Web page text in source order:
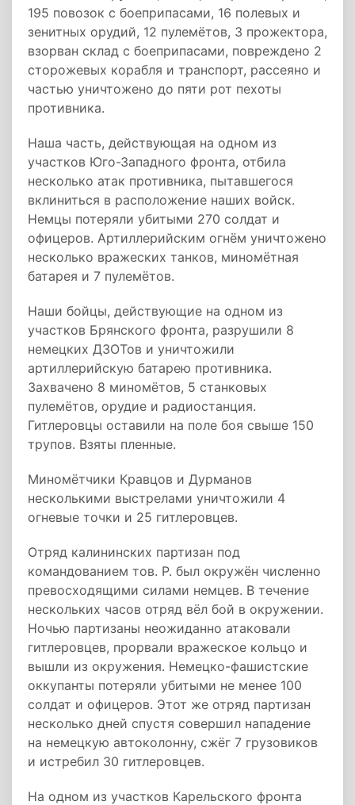
195 повозок с боеприпасами, 16 полевых и
зенитных орудий, 12 пулемётов, 3 прожектора,
взорван склад с боеприпасами, повреждено 2
сторожевых корабля и транспорт, рассеяно и
частью уничтожено до пяти рот пехоты
противника.
Наша часть, действующая на одном из
участков Юго-Западного фронта, отбила
несколько атак противника, пытавшегося
вклиниться в расположение наших войск.
Немцы потеряли убитыми 270 солдат и
офицеров. Артиллерийским огнём уничтожено
несколько вражеских танков, миномётная
батарея и 7 пулемётов.
Наши бойцы, действующие на одном из
участков Брянского фронта, разрушили 8
немецких ДЗОТов и уничтожили
артиллерийскую батарею противника.
Захвачено 8 миномётов, 5 станковых
пулемётов, орудие и радиостанция.
Гитлеровцы оставили на поле боя свыше 150
трупов. Взяты пленные.
Миномётчики Кравцов и Дурманов
несколькими выстрелами уничтожили 4
огневые точки и 25 гитлеровцев.
Отряд калининских партизан под
командованием тов. Р. был окружён численно
превосходящими силами немцев. В течение
нескольких часов отряд вёл бой в окружении.
Ночью партизаны неожиданно атаковали
гитлеровцев, прорвали вражеское кольцо и
вышли из окружения. Немецко-фашистские
оккупанты потеряли убитыми не менее 100
солдат и офицеров. Этот же отряд партизан
несколько дней спустя совершил нападение
на немецкую автоколонну, сжёг 7 грузовиков
и истребил 30 гитлеровцев.
На одном из участков Карельского фронта